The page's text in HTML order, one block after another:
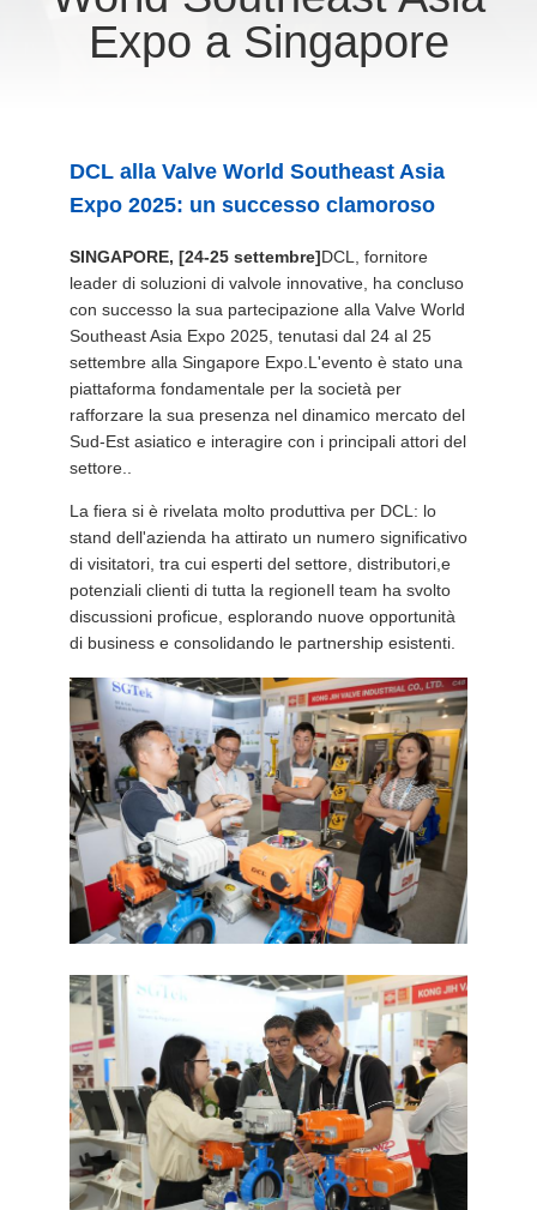
CONTATTICI
UNA
CITAZIONE
MAPPA
SITO
PRIVACY
POLICY
Expo a Singapore
DCL alla Valve World Southeast Asia
Expo 2025: un successo clamoroso
SINGAPORE, [24-25 settembre]DCL, fornitore
leader di soluzioni di valvole innovative, ha concluso
con successo la sua partecipazione alla Valve World
Southeast Asia Expo 2025, tenutasi dal 24 al 25
settembre alla Singapore Expo.L'evento è stato una
piattaforma fondamentale per la società per
rafforzare la sua presenza nel dinamico mercato del
Sud-Est asiatico e interagire con i principali attori del
settore..
La fiera si è rivelata molto produttiva per DCL: lo
stand dell'azienda ha attirato un numero significativo
di visitatori, tra cui esperti del settore, distributori,e
potenziali clienti di tutta la regioneIl team ha svolto
discussioni proficue, esplorando nuove opportunità
di business e consolidando le partnership esistenti.